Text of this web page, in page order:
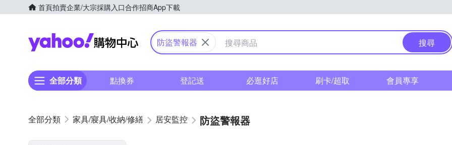
首頁拍賣企業/大宗採購入口合作招商App下載
Yahoo購物中心
防盜警報器 搜尋
全部分類 點換券 登記送 必逛好店 刷卡/超取 會員專享
家具/寢具/收納/修繕 居安監控 防盜警報器